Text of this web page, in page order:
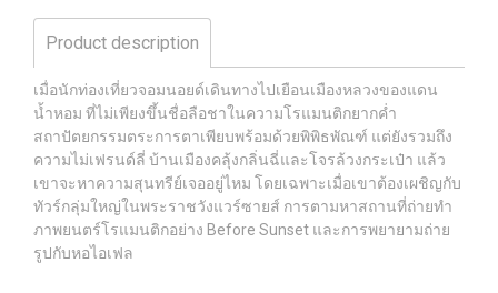
Product description
เมื่อนักท่องเที่ยวจอมนอยด์เดินทางไปเยือนเมืองหลวงของแดน
น้ำหอม ที่ไม่เพียงขึ้นชื่อลือชาในความโรแมนติกยากค่ำ
สถาปัตยกรรมตระการตาเพียบพร้อมด้วยพิพิธพัณฑ์ แต่ยังรวมถึง
ความไม่เฟรนด์ลี่ บ้านเมืองคลุ้งกลิ่นฉี่และโจรล้วงกระเป๋า แล้ว
เขาจะหาความสุนทรีย์เจออยู่ไหม โดยเฉพาะเมื่อเขาต้องเผชิญกับ
ทัวร์กลุ่มใหญ่ในพระราชวังแวร์ซายส์ การตามหาสถานที่ถ่ายทำ
ภาพยนตร์โรแมนติกอย่าง Before Sunset และการพยายามถ่าย
รูปกับหอไอเฟล